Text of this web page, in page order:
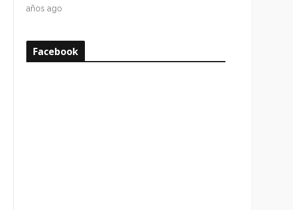
años ago
Facebook